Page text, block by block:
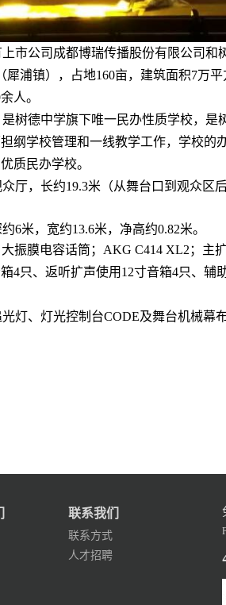
市公司成都博瑞传播股份有限公司和
浦镇），占地160亩，建筑面积7万
人。
树德中学旗下唯一民办性质学校，是
纲学校管理和一线教学工作，学校的
质民办学校。
厅，长约19.3米（从舞台口到观众区
6米，宽约13.6米，净高约0.82米。
大振膜电容话筒；AKG C414 XL2；主
4只、返听扩声使用12寸音箱4只、辅
灯、灯光控制台CODE及舞台机械幕布
联系我们
联系方式
人才招聘